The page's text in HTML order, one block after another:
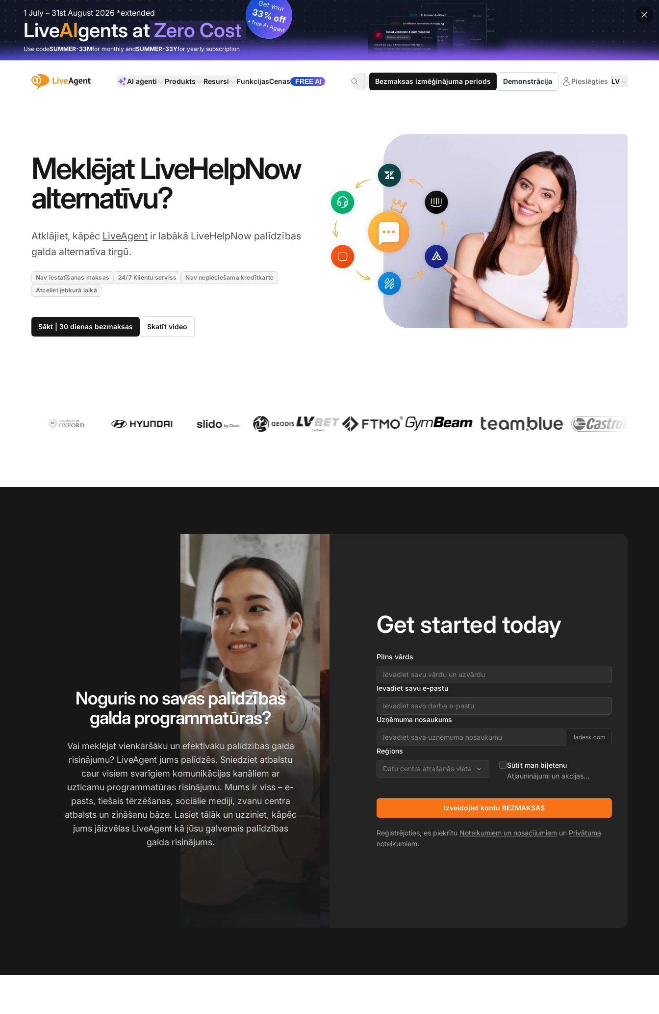
1 July – 31st August 2026 *extended
LiveAIgents atZero Cost
Get your
33% off
+ free AI Agent
Use codeSUMMER-33Mfor monthly andSUMMER-33Yfor yearly subscription
:site.title AI aģenti Produkts Resursi FunkcijasCenas FREE AI Bezmaksas izmēģinājuma periods Demonstrācija Pieslēgties LV
Meklējat LiveHelpNow
alternatīvu?
Atklājiet, kāpēc LiveAgent ir labākā LiveHelpNow palīdzības
galda alternatīva tirgū.
Nav iestatīšanas maksas 24/7 Klientu serviss
Nav nepieciešama kredītkarte
Atceliet jebkurā laikā
Sākt | 30 dienas bezmaksas Skatīt video
Noguris no savas palīdzības
galda programmatūras?
Vai meklējat vienkāršāku un efektīvāku palīdzības galda
risinājumu? LiveAgent jums palīdzēs. Sniedziet atbalstu
caur visiem svarīgiem komunikācijas kanāliem ar
uzticamu programmatūras risinājumu. Mums ir viss – e-
pasts, tiešais tērzēšanas, sociālie mediji, zvanu centra
atbalsts un zināšanu bāze. Lasiet tālāk un uzziniet, kāpēc
jums jāizvēlas LiveAgent kā jūsu galvenais palīdzības
galda risinājums.
Get started today
Pilns vārds
Ievadiet savu e-pastu
Uzņēmuma nosaukums
.ladesk.com
Reģions
Datu centra atrašanās vieta
Sūtīt man biļetenu
Atjauninājumi un akcijas
Izveidojiet kontu BEZMAKSAS
Reģistrējoties, es piekrītu Noteikumiem un nosacījumiem un Privātuma
noteikumiem.